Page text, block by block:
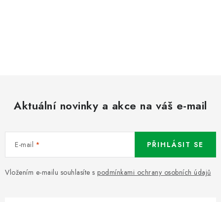
Aktuální novinky a akce na váš e-mail
E-mail
Vložením e-mailu souhlasíte s podmínkami ochrany osobních údajů
PŘIHLÁSIT SE